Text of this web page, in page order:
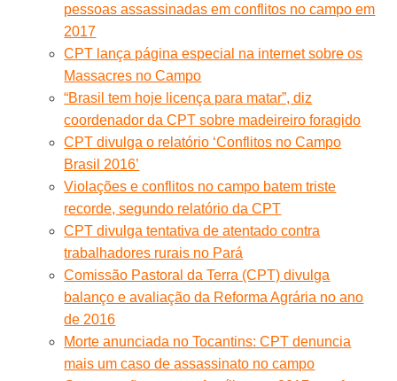
pessoas assassinadas em conflitos no campo em
2017
CPT lança página especial na internet sobre os
Massacres no Campo
“Brasil tem hoje licença para matar”, diz
coordenador da CPT sobre madeireiro foragido
CPT divulga o relatório ‘Conflitos no Campo
Brasil 2016’
Violações e conflitos no campo batem triste
recorde, segundo relatório da CPT
CPT divulga tentativa de atentado contra
trabalhadores rurais no Pará
Comissão Pastoral da Terra (CPT) divulga
balanço e avaliação da Reforma Agrária no ano
de 2016
Morte anunciada no Tocantins: CPT denuncia
mais um caso de assassinato no campo